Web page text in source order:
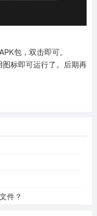
包，双击即可。
标即可运行了。 后期再
件？